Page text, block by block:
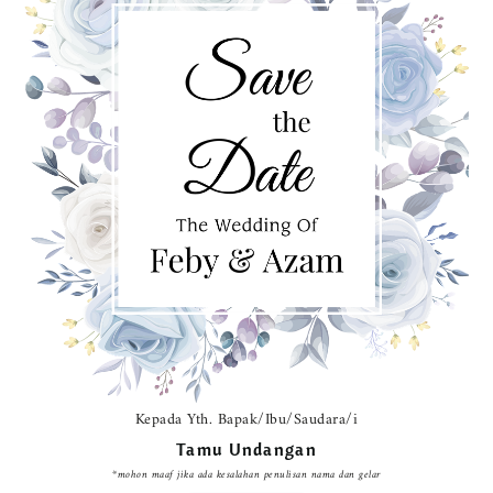
Kepada Yth. Bapak/Ibu/Saudara/i
Tamu Undangan
*mohon maaf jika ada kesalahan penulisan nama dan gelar